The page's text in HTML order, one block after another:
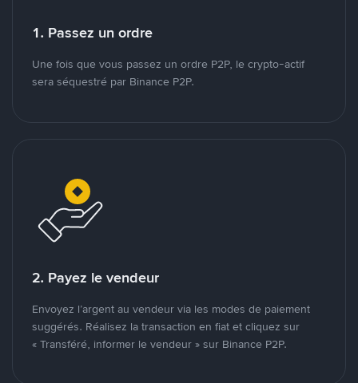
1. Passez un ordre
Une fois que vous passez un ordre P2P, le crypto-actif
sera séquestré par Binance P2P.
2. Payez le vendeur
Envoyez l’argent au vendeur via les modes de paiement
suggérés. Réalisez la transaction en fiat et cliquez sur
« Transféré, informer le vendeur » sur Binance P2P.